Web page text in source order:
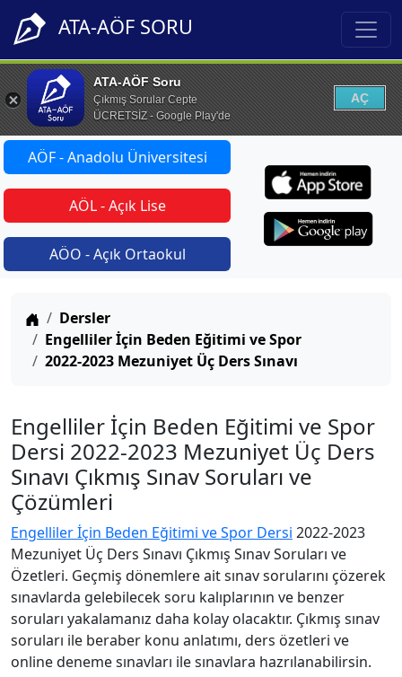
ATA-AÖF SORU
ATA-AÖF Soru
Çıkmış Sorular Cepte
ÜCRETSİZ - Google Play'de
AÇ
AÖF - Anadolu Üniversitesi
AÖL - Açık Lise
AÖO - Açık Ortaokul
Anasayfa
Dersler
Engelliler İçin Beden Eğitimi ve Spor
2022-2023 Mezuniyet Üç Ders Sınavı
Engelliler İçin Beden Eğitimi ve Spor
Dersi 2022-2023 Mezuniyet Üç Ders
Sınavı Çıkmış Sınav Soruları ve
Çözümleri
Engelliler İçin Beden Eğitimi ve Spor Dersi 2022-2023
Mezuniyet Üç Ders Sınavı Çıkmış Sınav Soruları ve
Özetleri. Geçmiş dönemlere ait sınav sorularını çözerek
sınavlarda gelebilecek soru kalıplarının ve benzer
soruları yakalamanız daha kolay olacaktır. Çıkmış sınav
soruları ile beraber konu anlatımı, ders özetleri ve
online deneme sınavları ile sınavlara hazrılanabilirsin.